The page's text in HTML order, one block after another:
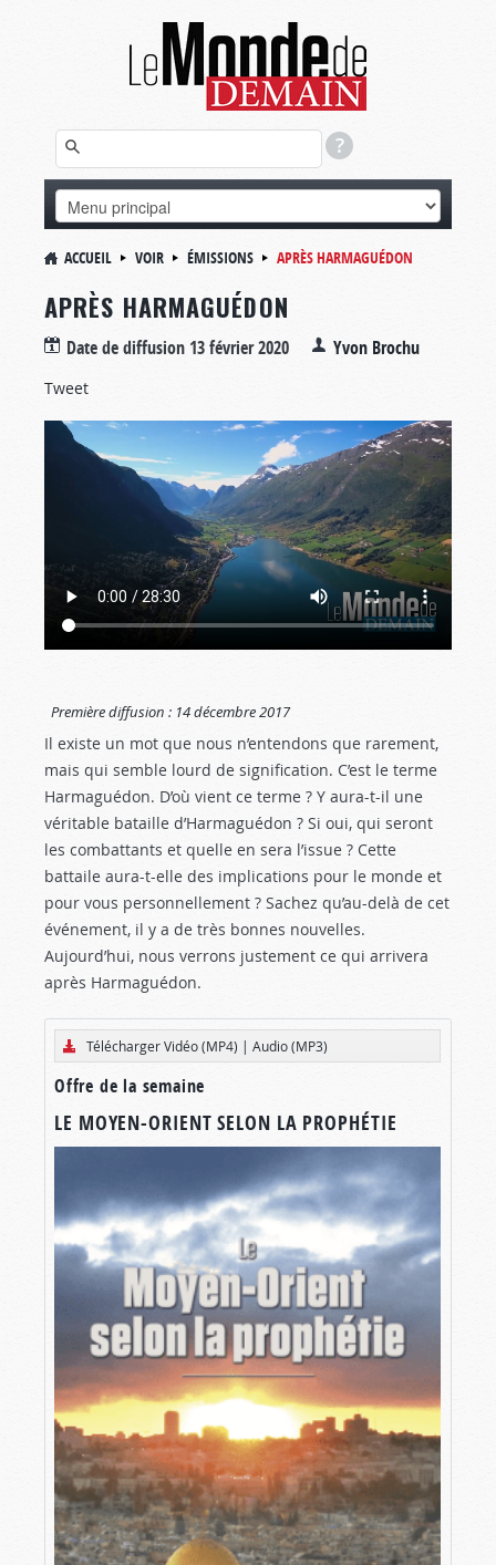
ACCUEIL VOIR ÉMISSIONS APRÈS HARMAGUÉDON
APRÈS HARMAGUÉDON
Date de diffusion 13 février 2020 Yvon Brochu
Tweet
Première diffusion : 14 décembre 2017
Il existe un mot que nous n’entendons que rarement,
mais qui semble lourd de signification. C’est le terme
Harmaguédon. D’où vient ce terme ? Y aura-t-il une
véritable bataille d’Harmaguédon ? Si oui, qui seront
les combattants et quelle en sera l’issue ? Cette
battaile aura-t-elle des implications pour le monde et
pour vous personnellement ? Sachez qu’au-delà de cet
événement, il y a de très bonnes nouvelles.
Aujourd’hui, nous verrons justement ce qui arrivera
après Harmaguédon.
Télécharger Vidéo (MP4) | Audio (MP3)
Offre de la semaine
LE MOYEN-ORIENT SELON LA PROPHÉTIE